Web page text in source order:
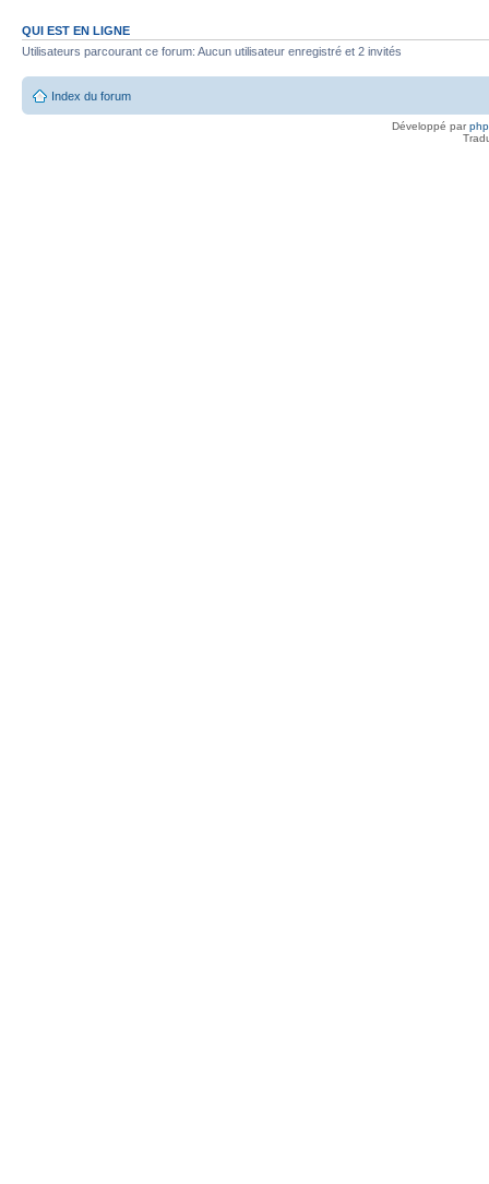
QUI EST EN LIGNE
Utilisateurs parcourant ce forum: Aucun utilisateur enregistré et 2 invités
Index du forum
Développé par